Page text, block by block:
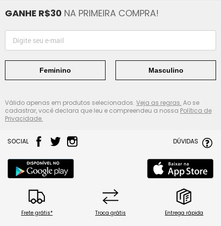
GANHE R$30 NA PRIMEIRA COMPRA!
Feminino Masculino
Válido apenas em produtos selecionados. Veja as regras. Ao se
cadastrar, você declara que leu e compreendeu a nossa Política de
Privacidade.
SOCIAL DÚVIDAS
Frete grátis* Troca grátis Entrega rápida